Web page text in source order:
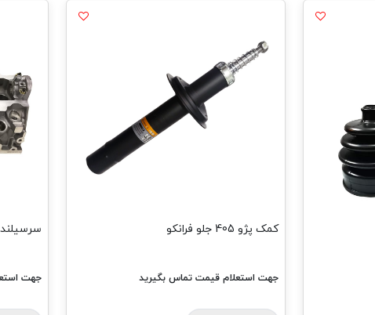
کمک پژو 405 جلو فرانکو
جهت استعلام قیمت تماس بگیرید
سرسیلندر پژو 405
جهت